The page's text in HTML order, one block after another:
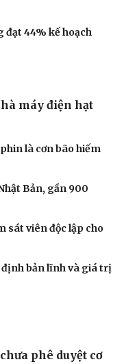
nghệ
đạt 44% kế hoạch
máy điện hạt
là cơn bão hiếm
Bản, gần 900
sát viên độc lập cho
định bản lĩnh và giá trị
phê duyệt cơ